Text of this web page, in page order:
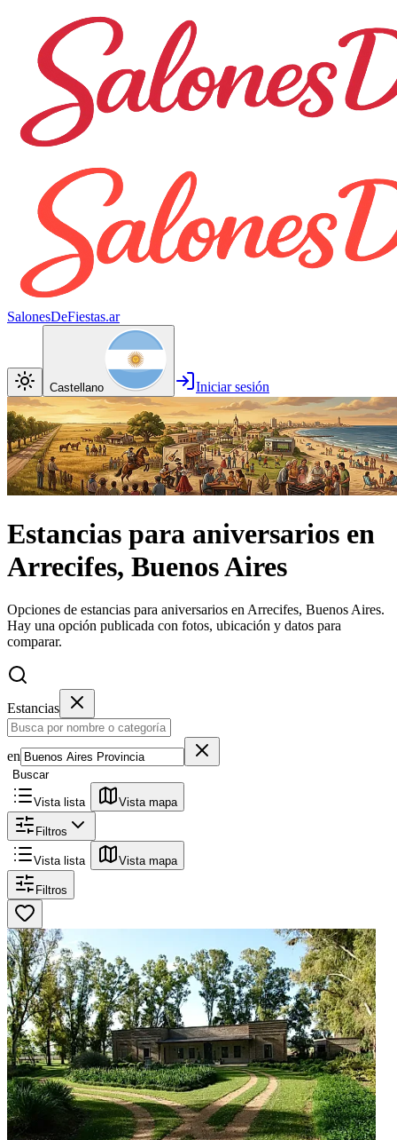
SalonesDeFiestas.ar
Castellano Iniciar sesión
Estancias para aniversarios en
Arrecifes, Buenos Aires
Opciones de estancias para aniversarios en Arrecifes, Buenos Aires.
Hay una opción publicada con fotos, ubicación y datos para
comparar.
Estancias
en
Buscar
Vista lista Vista mapa
Filtros
Vista lista Vista mapa
Filtros